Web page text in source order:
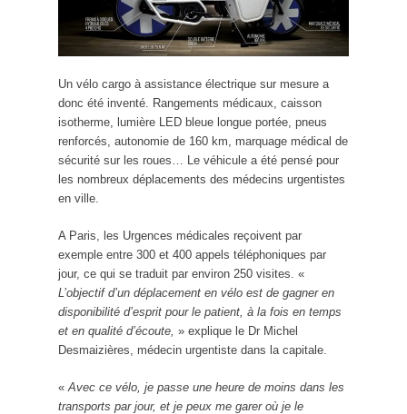
Un vélo cargo à assistance électrique sur mesure a
donc été inventé. Rangements médicaux, caisson
isotherme, lumière LED bleue longue portée, pneus
renforcés, autonomie de 160 km, marquage médical de
sécurité sur les roues… Le véhicule a été pensé pour
les nombreux déplacements des médecins urgentistes
en ville.
A Paris, les Urgences médicales reçoivent par
exemple entre 300 et 400 appels téléphoniques par
jour, ce qui se traduit par environ 250 visites. «
L’objectif d’un déplacement en vélo est de gagner en
disponibilité d’esprit pour le patient, à la fois en temps
et en qualité d’écoute, » explique le Dr Michel
Desmaizières, médecin urgentiste dans la capitale.
« Avec ce vélo, je passe une heure de moins dans les
transports par jour, et je peux me garer où je le